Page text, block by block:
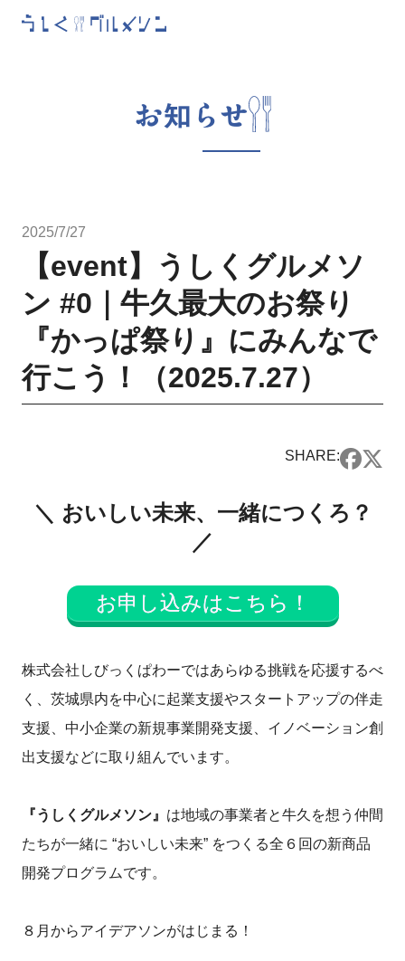
お知らせ
2025/7/27
【event】うしくグルメソ
ン #0｜牛久最大のお祭り
『かっぱ祭り』にみんなで
行こう！（2025.7.27）
SHARE:
＼ おいしい未来、一緒につくろ？
／
お申し込みはこちら！
株式会社しびっくぱわーではあらゆる挑戦を応援するべ
く、茨城県内を中心に起業支援やスタートアップの伴走
支援、中小企業の新規事業開発支援、イノベーション創
出支援などに取り組んでいます。
『うしくグルメソン』 は地域の事業者と牛久を想う仲間
たちが一緒に “おいしい未来” をつくる全６回の新商品
開発プログラムです。
８月からアイデアソンがはじまる！